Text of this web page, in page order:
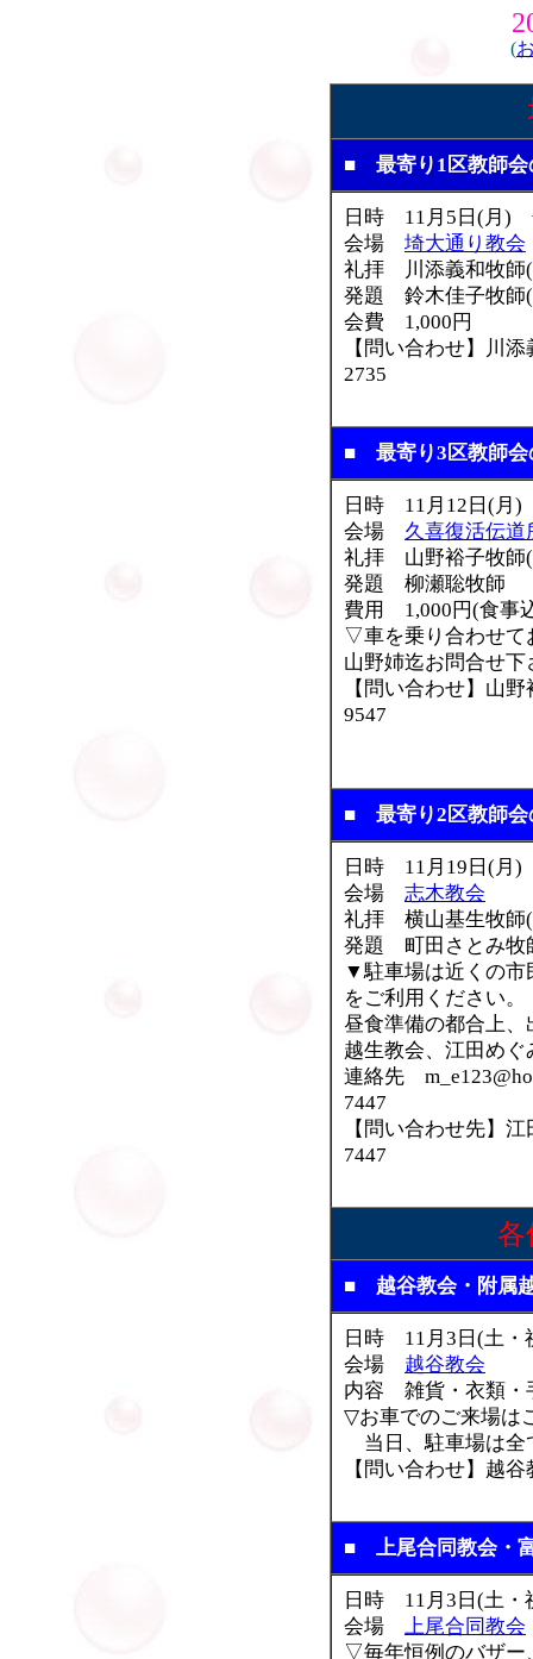
(
■ 最寄り1区教師会
日時 11月5日(月)
会場 埼大通り教会
礼拝 川添義和牧師
発題 鈴木佳子牧師
会費 1,000円
【問い合わせ】川
2735
■ 最寄り3区教師会
日時 11月12日(月)
会場 久喜復活伝道
礼拝 山野裕子牧師
発題 柳瀬聡牧師
費用 1,000円(食事
▽車を乗り合わせて
山野姉迄お問合せ下
【問い合わせ】山
9547
■ 最寄り2区教師会
日時 11月19日(月)
会場 志木教会
礼拝 横山基生牧師
発題 町田さとみ牧
▼駐車場は近くの市
をご利用ください。
昼食準備の都合上、
越生教会、江田め
連絡先
7447
【問い合わせ先】
7447
各
■ 越谷教会・附属
日時 11月3日(土
会場 越谷教会
内容 雑貨・衣類・
▽お車でのご来場は
当日、駐車場は全
【問い合わせ】越
■ 上尾合同教会・
日時 11月3日(土・
会場 上尾合同教会
▽毎年恒例のバザー